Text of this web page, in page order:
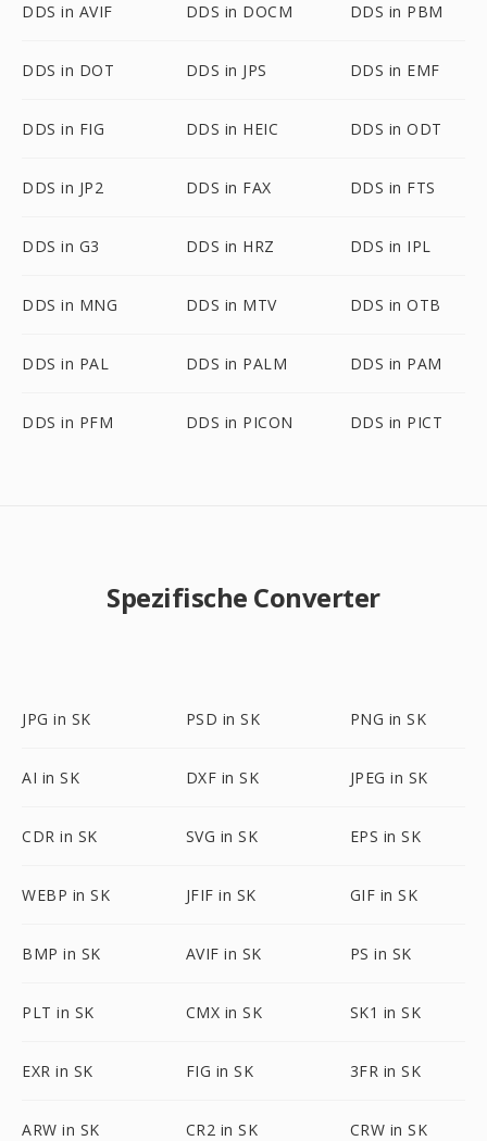
DDS in AVIF DDS in DOCM DDS in PBM
DDS in DOT DDS in JPS DDS in EMF
DDS in FIG DDS in HEIC DDS in ODT
DDS in JP2 DDS in FAX DDS in FTS
DDS in G3 DDS in HRZ DDS in IPL
DDS in MNG DDS in MTV DDS in OTB
DDS in PAL DDS in PALM DDS in PAM
DDS in PFM DDS in PICON DDS in PICT
Spezifische Converter
JPG in SK PSD in SK PNG in SK
AI in SK DXF in SK JPEG in SK
CDR in SK SVG in SK EPS in SK
WEBP in SK JFIF in SK GIF in SK
BMP in SK AVIF in SK PS in SK
PLT in SK CMX in SK SK1 in SK
EXR in SK FIG in SK 3FR in SK
ARW in SK CR2 in SK CRW in SK